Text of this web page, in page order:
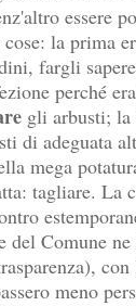
essere
la prima
fargli
perché
gli arbusti; la
di adeguata
mega
tagliare. La
del Comune
meno